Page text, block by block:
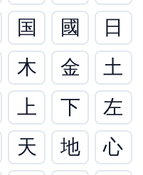
国 國
日
木 金
土
上 下
左
天 地
心